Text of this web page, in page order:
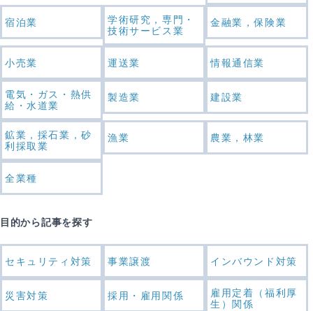
宿泊業
学術研究，専門・
技術サービス業
金融業，保険業
小売業 運送業 情報通信業
電気・ガス・熱供
給・水道業
製造業 建設業
鉱業，採石業，砂
利採取業
漁業 農業，林業
全業種
目的から記事を探す
セキュリティ対策 事業譲渡 インバウンド対策
災害対策 採用・雇用関係
雇用定着（福利厚
生）関係